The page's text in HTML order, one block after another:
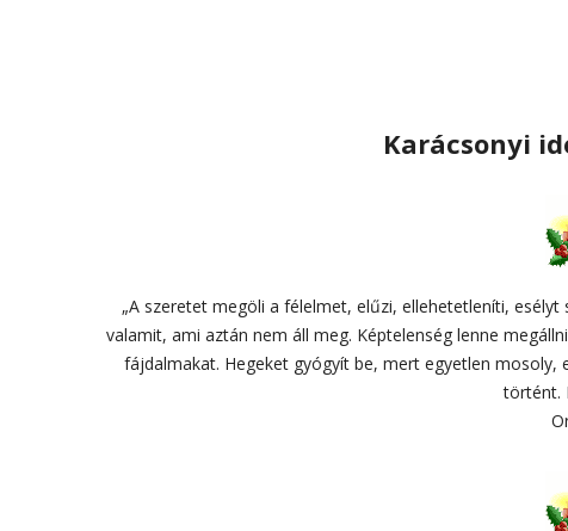
Karácsonyi
„A szeretet megöli a félelmet, elűzi, ellehetetleníti,
valamit, ami aztán nem áll meg. Képtelenség lenne
fájdalmakat. Hegeket gyógyít be, mert egyetlen mosoly,
történt.